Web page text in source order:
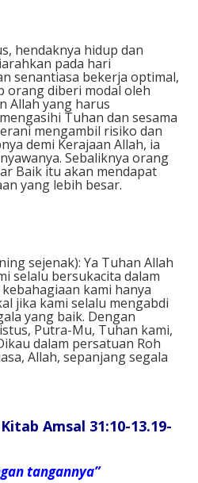
hendaknya hidup dan
pada hari
senantiasa bekerja optimal,
orang diberi modal oleh
Allah yang harus
Tuhan dan sesama
mengambil risiko dan
demi Kerajaan Allah, ia
Sebaliknya orang
Baik itu akan mendapat
yang lebih besar.
sejenak): Ya Tuhan Allah
selalu bersukacita dalam
kami hanya
jika kami selalu mengabdi
yang baik. Dengan
Putra-Mu, Tuhan kami,
dalam persatuan Roh
Allah, sepanjang segala
Amsal 31:10-13.19-
tangannya”